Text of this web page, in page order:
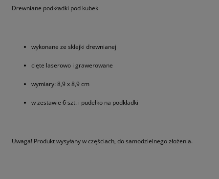
Drewniane podkładki pod kubek
wykonane ze sklejki drewnianej
cięte laserowo i grawerowane
wymiary: 8,9 x 8,9 cm
w zestawie 6 szt. i pudełko na podkładki
Uwaga! Produkt wysyłany w częściach, do samodzielnego złożenia.